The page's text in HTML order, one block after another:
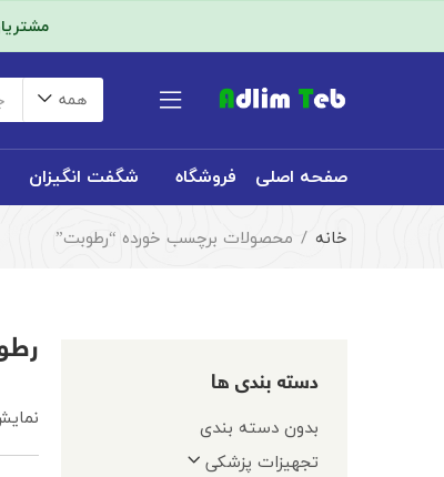
همه
صفحه اصلی فروشگاه شگفت انگیزان
خانه محصولات برچسب خورده “رطوبت”
دسته بندی ها
بدون دسته بندی
تجهیزات پزشکی